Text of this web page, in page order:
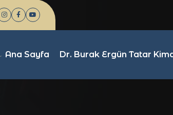
Ana Sayfa Dr. Burak Ergün Tatar